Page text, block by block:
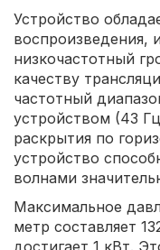
Устройство
воспроизведения,
низкочастотный
качеству
частотный
устройством (43
раскрытия по
устройство
волнами
Максимальное
метр составляет
достигает 1 кВт.